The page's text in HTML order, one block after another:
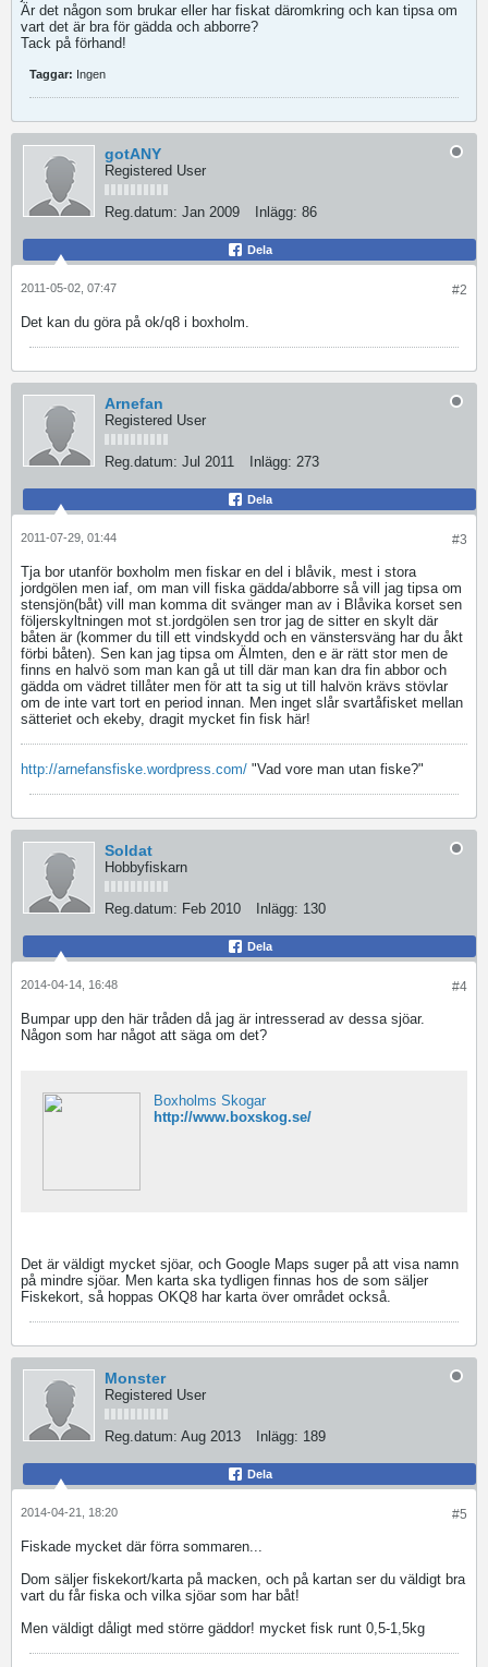
Är det någon som brukar eller har fiskat däromkring och kan tipsa om
vart det är bra för gädda och abborre?
Tack på förhand!
Taggar: Ingen
gotANY
Registered User
Reg.datum: Jan 2009 Inlägg: 86
Dela
#2
2011-05-02, 07:47
Det kan du göra på ok/q8 i boxholm.
Arnefan
Registered User
Reg.datum: Jul 2011 Inlägg: 273
Dela
#3
2011-07-29, 01:44
Tja bor utanför boxholm men fiskar en del i blåvik, mest i stora
jordgölen men iaf, om man vill fiska gädda/abborre så vill jag tipsa om
stensjön(båt) vill man komma dit svänger man av i Blåvika korset sen
följerskyltningen mot st.jordgölen sen tror jag de sitter en skylt där
båten är (kommer du till ett vindskydd och en vänstersväng har du åkt
förbi båten). Sen kan jag tipsa om Älmten, den e är rätt stor men de
finns en halvö som man kan gå ut till där man kan dra fin abbor och
gädda om vädret tillåter men för att ta sig ut till halvön krävs stövlar
om de inte vart tort en period innan. Men inget slår svartåfisket mellan
sätteriet och ekeby, dragit mycket fin fisk här!
http://arnefansfiske.wordpress.com/ "Vad vore man utan fiske?"
Soldat
Hobbyfiskarn
Reg.datum: Feb 2010 Inlägg: 130
Dela
#4
2014-04-14, 16:48
Bumpar upp den här tråden då jag är intresserad av dessa sjöar.
Någon som har något att säga om det?
Boxholms Skogar
http://www.boxskog.se/
Det är väldigt mycket sjöar, och Google Maps suger på att visa namn
på mindre sjöar. Men karta ska tydligen finnas hos de som säljer
Fiskekort, så hoppas OKQ8 har karta över området också.
Monster
Registered User
Reg.datum: Aug 2013 Inlägg: 189
Dela
#5
2014-04-21, 18:20
Fiskade mycket där förra sommaren...
Dom säljer fiskekort/karta på macken, och på kartan ser du väldigt bra
vart du får fiska och vilka sjöar som har båt!
Men väldigt dåligt med större gäddor! mycket fisk runt 0,5-1,5kg